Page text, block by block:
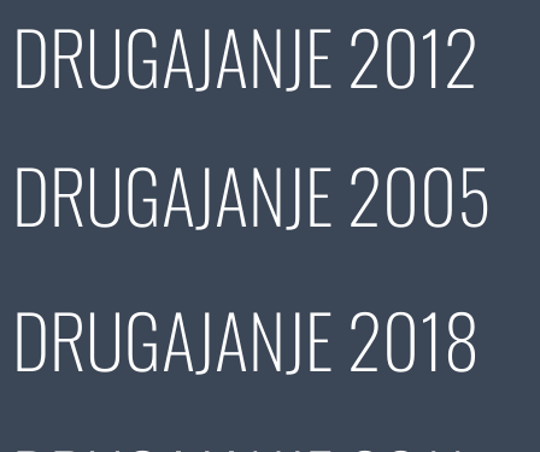
DRUGAJANJE 2012
DRUGAJANJE 2005
DRUGAJANJE 2018